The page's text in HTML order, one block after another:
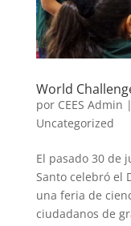
World
por CEES Admin |
Uncategorized
El pasado 30 de
Santo celebró el
una feria de
ciudadanos de